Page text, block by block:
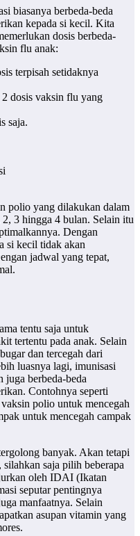
biasanya berbeda-beda
kepada si kecil. Kita
dosis berbeda-
flu anak:
terpisah setidaknya
dosis vaksin flu yang
saja.
polio yang dilakukan dalam
3 hingga 4 bulan. Selain itu
Dengan
si kecil tidak akan
jadwal yang tepat,
tentu saja untuk
tertentu pada anak. Selain
dan tercegah dari
luasnya lagi, imunisasi
juga berbeda-beda
Contohnya seperti
polio untuk mencegah
untuk mencegah campak
banyak. Akan tetapi
saja pilih beberapa
oleh IDAI (Ikatan
seputar pentingnya
manfaatnya. Selain
asupan vitamin yang